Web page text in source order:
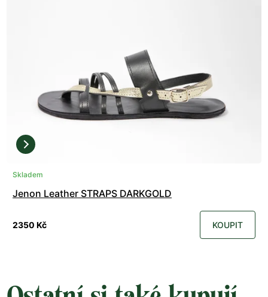
Skladem
Jenon Leather STRAPS DARKGOLD
2350 Kč KOUPIT